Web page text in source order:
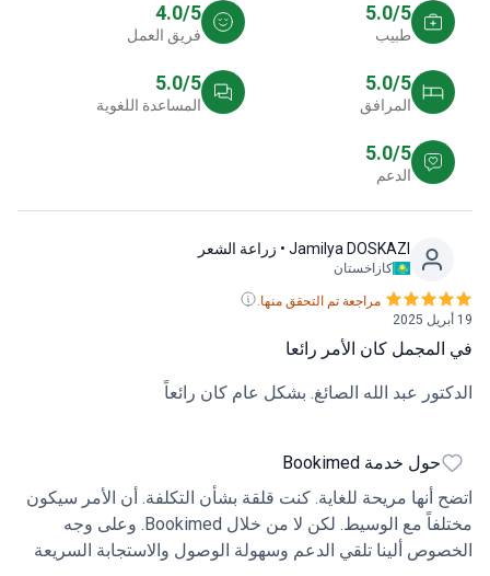
5.0/5
طبيب
4.0/5
فريق العمل
5.0/5
المرافق
5.0/5
المساعدة اللغوية
5.0/5
الدعم
Jamilya DOSKAZI• زراعة الشعر
كازاخستان
مراجعة تم التحقق منها.
كان الأمر رائعا
عبد الله الصائغ. بشكل عام كان رائعاً
حول خدمة Bookimed
أنها مريحة للغاية. كنت قلقة بشأن التكلفة. أن الأمر سيكون
مختلفاً مع الوسيط. لكن لا من خلال Bookimed. وعلى وجه
ألينا تلقي الدعم وسهولة الوصول والاستجابة السريعة